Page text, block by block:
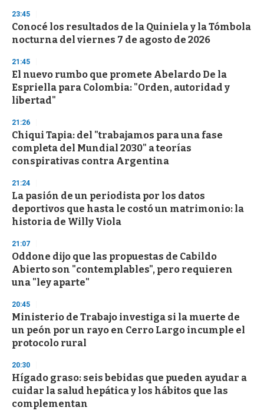
s
e
c
o
d
s
23:45
Conocé los resultados de la Quiniela y la Tómbola
nocturna del viernes 7 de agosto de 2026
21:45
El nuevo rumbo que promete Abelardo De la
Espriella para Colombia: "Orden, autoridad y
libertad"
21:26
Chiqui Tapia: del "trabajamos para una fase
completa del Mundial 2030" a teorías
conspirativas contra Argentina
21:24
La pasión de un periodista por los datos
deportivos que hasta le costó un matrimonio: la
historia de Willy Viola
21:07
Oddone dijo que las propuestas de Cabildo
Abierto son "contemplables", pero requieren
una "ley aparte"
20:45
Ministerio de Trabajo investiga si la muerte de
un peón por un rayo en Cerro Largo incumple el
protocolo rural
20:30
Hígado graso: seis bebidas que pueden ayudar a
cuidar la salud hepática y los hábitos que las
complementan